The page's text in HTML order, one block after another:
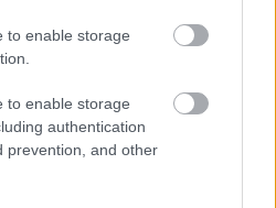
to enable storage
to enable storage
authentication
prevention, and other